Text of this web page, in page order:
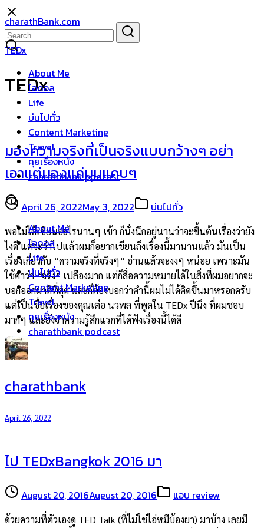
Skip
to
content
charathBank.com
About Me
ไอดอล
Life
บ่นไปทั่ว
Content Marketing
Travel
คุยเรื่องหนัง
charathbank podcast
About Me
ไอดอล
Life
บ่นไปทั่ว
Content Marketing
Travel
คุยเรื่องหนัง
charathbank podcast
Search
for:
TEDx
TEDx
มองความจริงที่เป็นจริงแบบกว้างๆ อย่า
เอาแต่มองแค่มุมแคบๆ
April 26, 2022May 3, 2022 บ่นไปทั่ว
พอไม่ได้เขียนอะไรนานๆ เข้า ก็นั่งนึกอยู่นานว่าจะขึ้นต้นเรื่องว่ายัง
ไงดี แต่จะว่าไปแล้วผมก็อยากเขียนถึงเรื่องนี้มานานแล้ว มันเป็น
เรื่องเกี่ยวกับ “ความจริงที่จริงๆ” อ่านแล้วจะงงๆ หน่อย เพราะมัน
ใช้คำว่า “จริง” เปลืองมาก แต่ก็สื่อความหมายได้ในสิ่งที่ผมอยากจะ
บอกออกมาดีที่สุด และก็ต้องบอกว่าคำนี้ผมไม่ได้คิดขึ้นมาหรอกครับ
แต่เป็นชื่อเรื่องของคุณเต๋อ นวพล ที่พูดใน TEDx ปีนึง ที่ผมชอบ
มากๆ และยังจำความรู้สึกแรกที่ได้ฟังเรื่องนี้ได้ดี
charathbank
April 26, 2022
ไป TEDxBangkok 2016 มา
August 20, 2016August 20, 2016 แอบ review
ด้วยความที่ตัวเองดู TED Talk (ที่ไม่ใช่ไอ่หมีบ้องยา) มาบ้าง เลยมี